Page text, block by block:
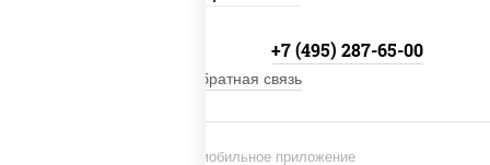
Установи мобильное приложение
+7 (495) 287-65-00
Обратная связь